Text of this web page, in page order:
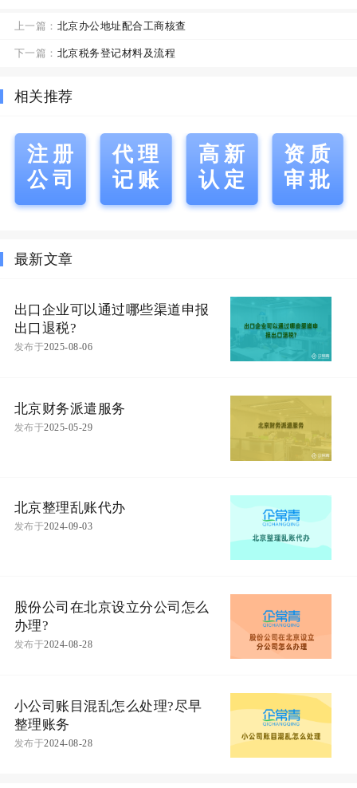
上一篇： 北京办公地址配合工商核查
下一篇： 北京税务登记材料及流程
相关推荐
注册
公司
代理
记账
高新
认定
资质
审批
最新文章
出口企业可以通过哪些渠道申报
出口退税?
发布于2025-08-06
北京财务派遣服务
发布于2025-05-29
北京整理乱账代办
发布于2024-09-03
股份公司在北京设立分公司怎么
办理?
发布于2024-08-28
小公司账目混乱怎么处理?尽早
整理账务
发布于2024-08-28